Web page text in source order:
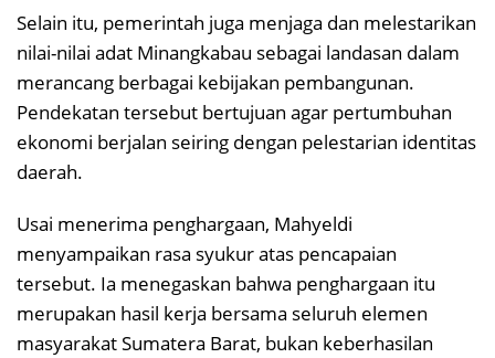
Selain itu, pemerintah juga menjaga dan melestarikan
nilai-nilai adat Minangkabau sebagai landasan dalam
merancang berbagai kebijakan pembangunan.
Pendekatan tersebut bertujuan agar pertumbuhan
ekonomi berjalan seiring dengan pelestarian identitas
daerah.
Usai menerima penghargaan, Mahyeldi
menyampaikan rasa syukur atas pencapaian
tersebut. Ia menegaskan bahwa penghargaan itu
merupakan hasil kerja bersama seluruh elemen
masyarakat Sumatera Barat, bukan keberhasilan